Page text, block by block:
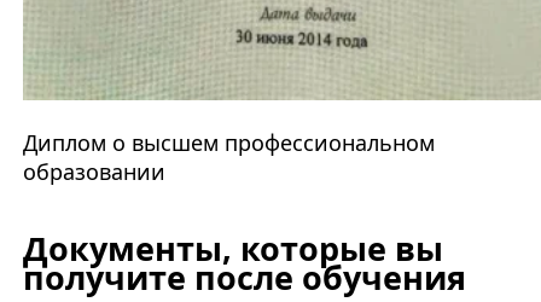
Диплом о высшем профессиональном
образовании
Документы, которые вы
получите после обучения